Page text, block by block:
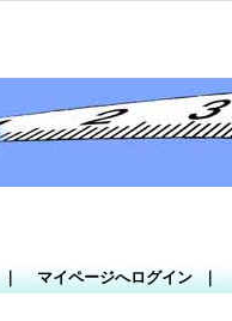
マイページへログイン